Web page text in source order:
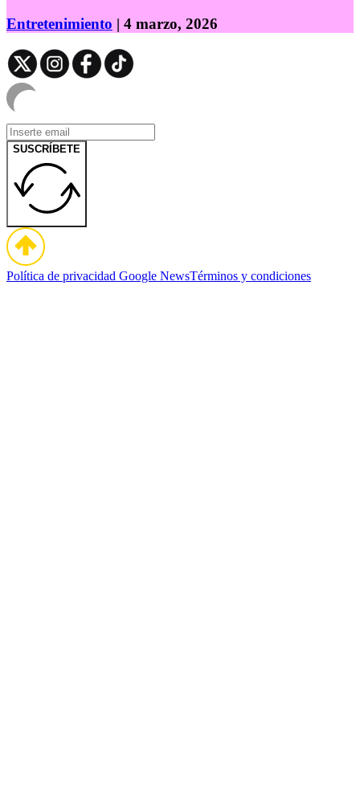
Entretenimiento | 4 marzo, 2026
SUSCRÍBETE
Política de privacidad Google NewsTérminos y condiciones